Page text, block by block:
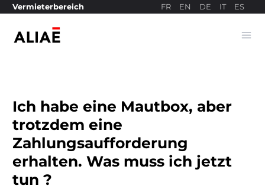
Vermieterbereich FR EN DE IT ES
Bezahlseite
Ich habe eine Mautbox, aber
trotzdem eine
Zahlungsaufforderung
erhalten. Was muss ich jetzt
tun ?